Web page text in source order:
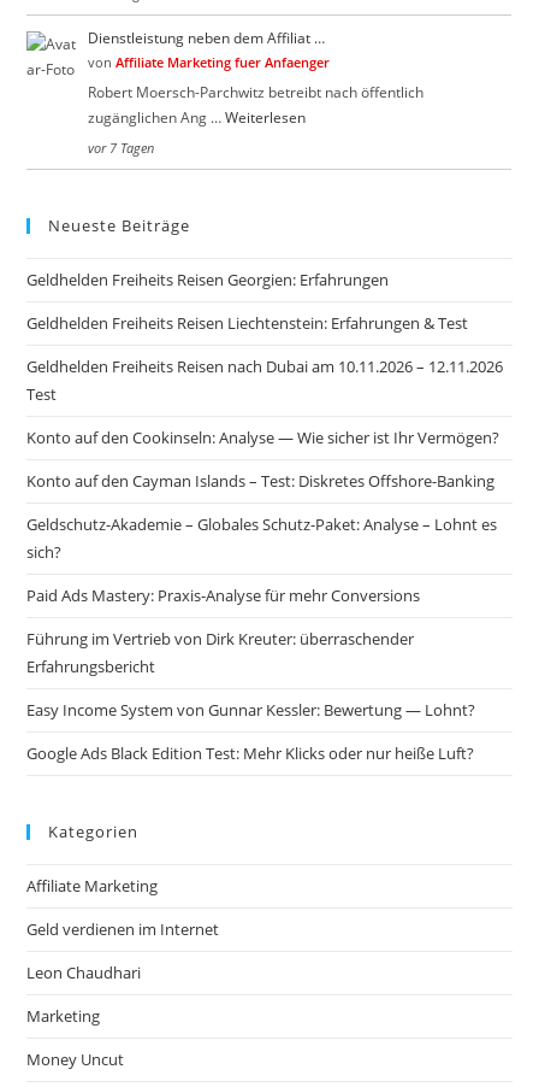
Dienstleistung neben dem Affiliat …
vonAffiliate Marketing fuer Anfaenger
Robert Moersch-Parchwitz betreibt nach öffentlich
zugänglichen Ang …Weiterlesen
vor 7 Tagen
Neueste Beiträge
Geldhelden Freiheits Reisen Georgien: Erfahrungen
Geldhelden Freiheits Reisen Liechtenstein: Erfahrungen & Test
Geldhelden Freiheits Reisen nach Dubai am 10.11.2026 – 12.11.2026
Test
Konto auf den Cookinseln: Analyse — Wie sicher ist Ihr Vermögen?
Konto auf den Cayman Islands – Test: Diskretes Offshore-Banking
Geldschutz-Akademie – Globales Schutz-Paket: Analyse – Lohnt es
sich?
Paid Ads Mastery: Praxis-Analyse für mehr Conversions
Führung im Vertrieb von Dirk Kreuter: überraschender
Erfahrungsbericht
Easy Income System von Gunnar Kessler: Bewertung — Lohnt?
Google Ads Black Edition Test: Mehr Klicks oder nur heiße Luft?
Kategorien
Affiliate Marketing
Geld verdienen im Internet
Leon Chaudhari
Marketing
Money Uncut